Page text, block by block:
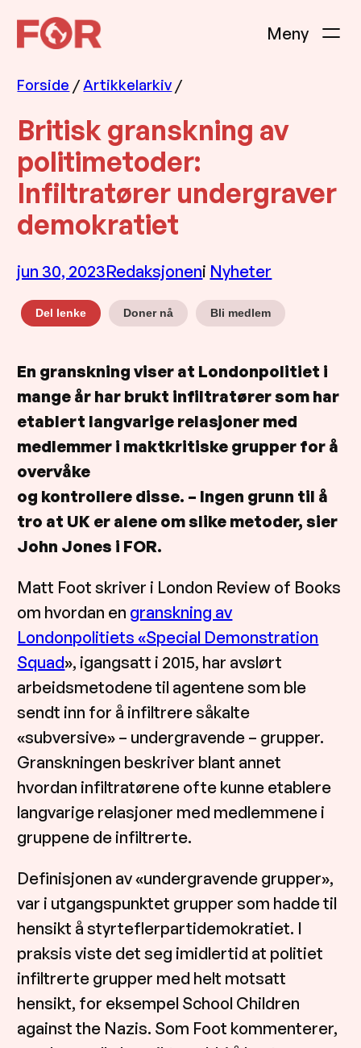
Hopp
til
Forside /Artikkelarkiv /
Britisk granskning av
politimetoder:
Infiltratører undergraver
demokratiet
jun 30, 2023Redaksjoneni Nyheter
Del lenke Doner nå Bli medlem
En granskning viser at Londonpolitiet i
mange år har brukt infiltratører som har
etablert langvarige relasjoner med
medlemmer i maktkritiske grupper for å
overvåke
og kontrollere disse. – Ingen grunn til å
tro at UK er alene om slike metoder, sier
John Jones i FOR.
Matt Foot skriver i London Review of Books
om hvordan en granskning av
Londonpolitiets «Special Demonstration
Squad», igangsatt i 2015, har avslørt
arbeidsmetodene til agentene som ble
sendt inn for å infiltrere såkalte
«subversive» – undergravende – grupper.
Granskningen beskriver blant annet
hvordan infiltratørene ofte kunne etablere
langvarige relasjoner med medlemmene i
gruppene de infiltrerte.
Definisjonen av «undergravende grupper»,
var i utgangspunktet grupper som hadde til
hensikt å styrteflerpartidemokratiet. I
praksis viste det seg imidlertid at politiet
infiltrerte grupper med helt motsatt
hensikt, for eksempel School Children
against the Nazis. Som Foot kommenterer,